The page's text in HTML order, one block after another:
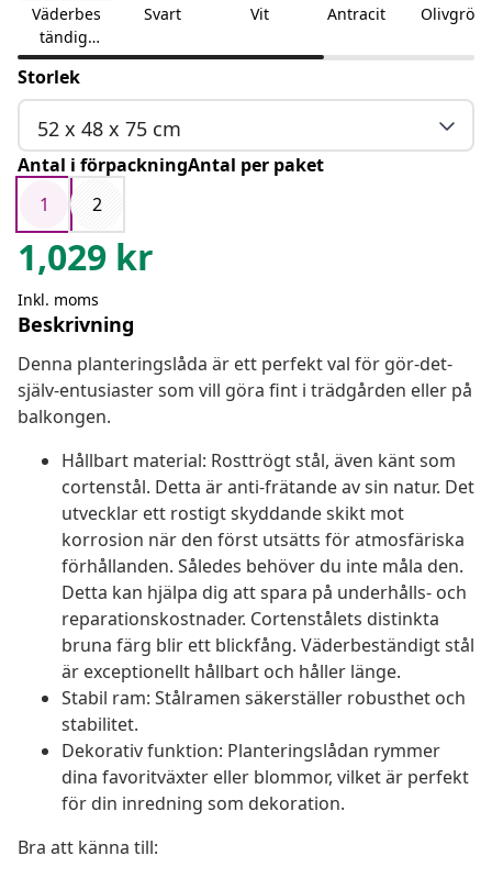
Väderbes
tändigt
stål
Svart Vit Antracit Olivgrön
Storlek
52 x 48 x 75 cm
Antal i förpackningAntal per paket
1
2
1,029 kr
Inkl. moms
Beskrivning
Denna planteringslåda är ett perfekt val för gör-det-
själv-entusiaster som vill göra fint i trädgården eller på
balkongen.
Hållbart material: Rosttrögt stål, även känt som
cortenstål. Detta är anti-frätande av sin natur. Det
utvecklar ett rostigt skyddande skikt mot
korrosion när den först utsätts för atmosfäriska
förhållanden. Således behöver du inte måla den.
Detta kan hjälpa dig att spara på underhålls- och
reparationskostnader. Cortenstålets distinkta
bruna färg blir ett blickfång. Väderbeständigt stål
är exceptionellt hållbart och håller länge.
Stabil ram: Stålramen säkerställer robusthet och
stabilitet.
Dekorativ funktion: Planteringslådan rymmer
dina favoritväxter eller blommor, vilket är perfekt
för din inredning som dekoration.
Bra att känna till: